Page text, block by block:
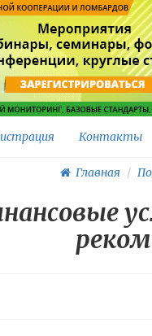
Контакты
Главная